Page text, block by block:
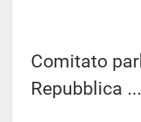
Comitato
Repubblica